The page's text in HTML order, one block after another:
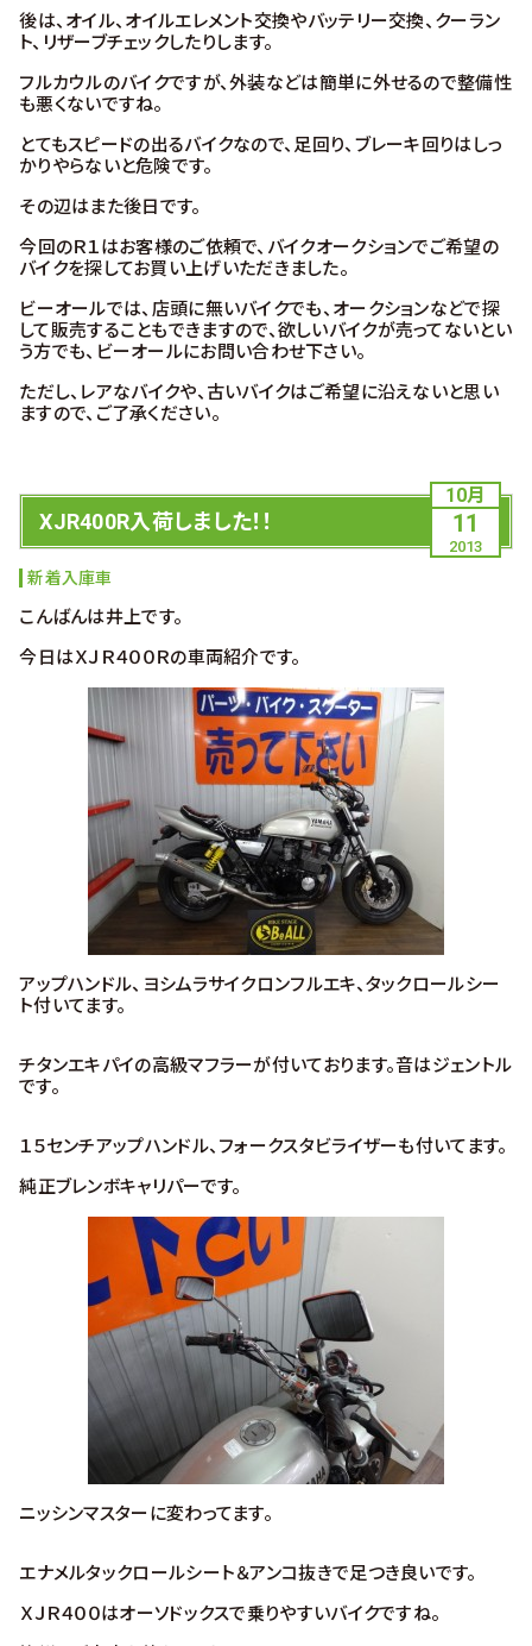
後は、オイル、オイルエレメント交換やバッテリー交換、クーラン
ト、リザーブチェックしたりします。
フルカウルのバイクですが、外装などは簡単に外せるので整備性
も悪くないですね。
とてもスピードの出るバイクなので、足回り、ブレーキ回りはしっ
かりやらないと危険です。
その辺はまた後日です。
今回のＲ１はお客様のご依頼で、バイクオークションでご希望の
バイクを探してお買い上げいただきました。
ビーオールでは、店頭に無いバイクでも、オークションなどで探
して販売することもできますので、欲しいバイクが売ってないとい
う方でも、ビーオールにお問い合わせ下さい。
ただし、レアなバイクや、古いバイクはご希望に沿えないと思い
ますので、ご了承ください。
10月
11
2013
XJR400R入荷しました！！
新着入庫車
こんばんは井上です。
今日はＸＪＲ４００Ｒの車両紹介です。
アップハンドル、ヨシムラサイクロンフルエキ、タックロールシー
ト付いてます。
チタンエキパイの高級マフラーが付いております。音はジェントル
です。
１５センチアップハンドル、フォークスタビライザーも付いてます。
純正ブレンボキャリパーです。
ニッシンマスターに変わってます。
エナメルタックロールシート＆アンコ抜きで足つき良いです。
ＸＪＲ４００はオーソドックスで乗りやすいバイクですね。